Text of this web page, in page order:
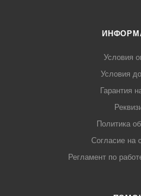
Условия
Условия
Гарантия
Политика
Согласие на
Регламент по